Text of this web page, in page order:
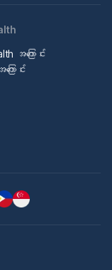
အကြောင်း
ောင်း